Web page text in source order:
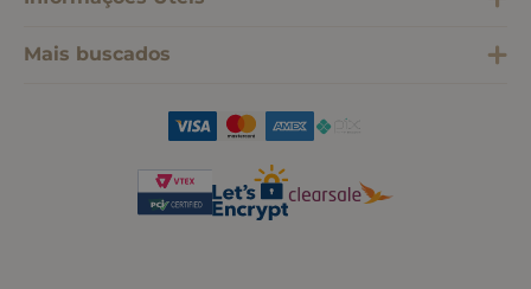
Mais buscados